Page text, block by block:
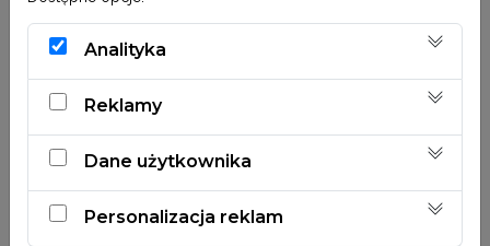
Analityka
Reklamy
Dane użytkownika
Personalizacja reklam